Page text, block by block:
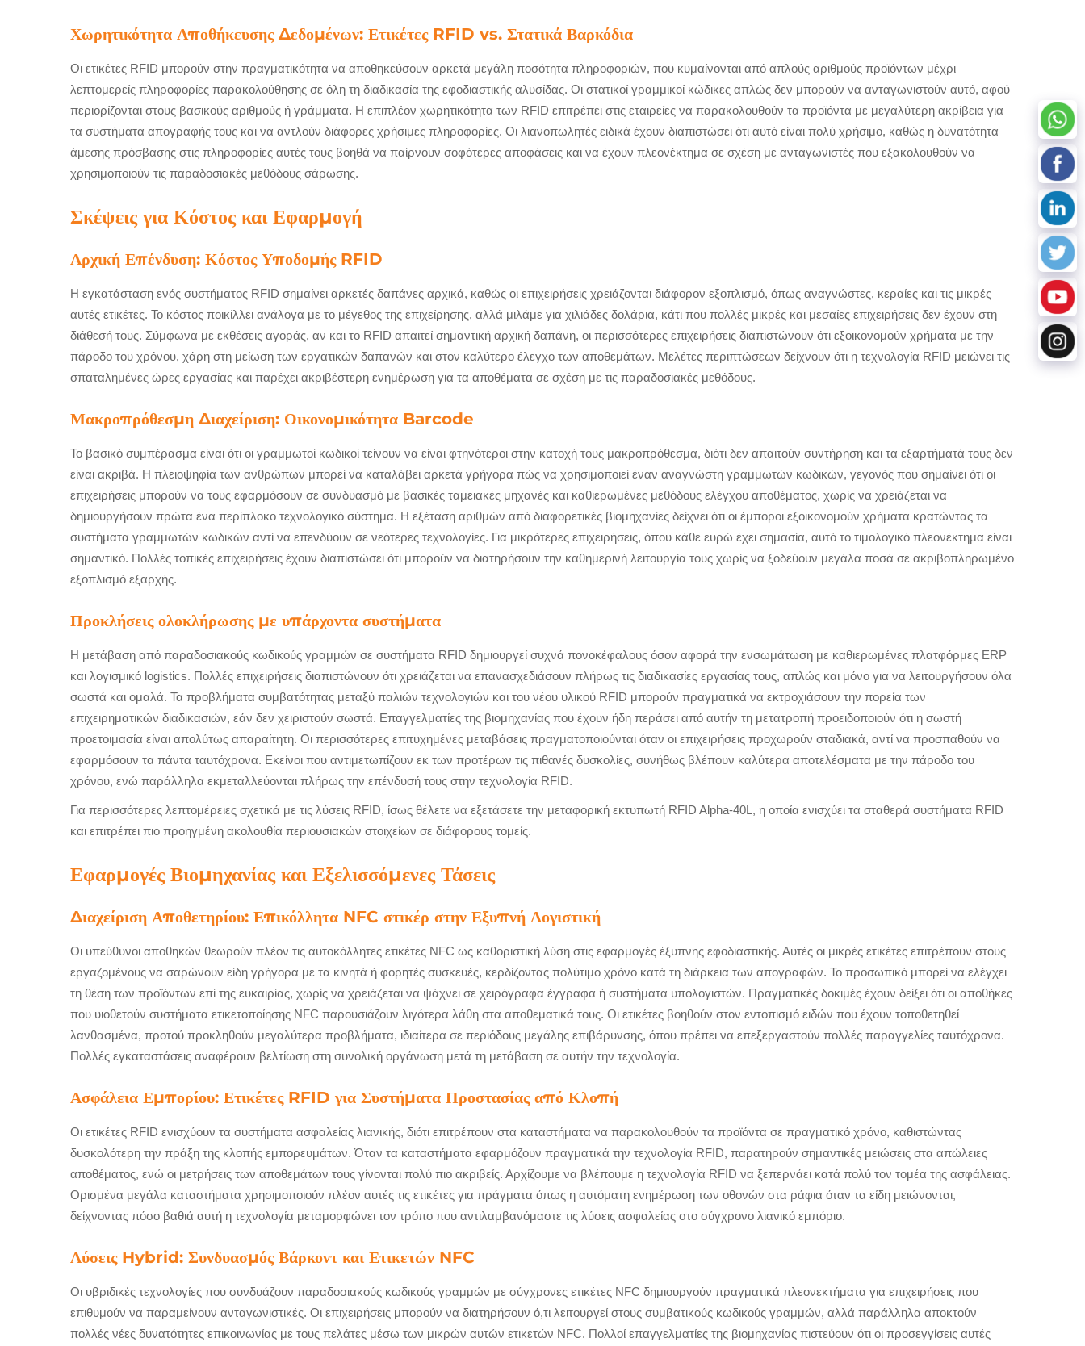
Χωρητικότητα Αποθήκευσης Δεδομένων: Ετικέτες RFID vs. Στατικά Βαρκόδια
Οι ετικέτες RFID μπορούν στην πραγματικότητα να αποθηκεύσουν αρκετά μεγάλη ποσότητα πληροφοριών, που κυμαίνονται από απλούς αριθμούς προϊόντων μέχρι
λεπτομερείς πληροφορίες παρακολούθησης σε όλη τη διαδικασία της εφοδιαστικής αλυσίδας. Οι στατικοί γραμμικοί κώδικες απλώς δεν μπορούν να ανταγωνιστούν αυτό, αφού
περιορίζονται στους βασικούς αριθμούς ή γράμματα. Η επιπλέον χωρητικότητα των RFID επιτρέπει στις εταιρείες να παρακολουθούν τα προϊόντα με μεγαλύτερη ακρίβεια για
τα συστήματα απογραφής τους και να αντλούν διάφορες χρήσιμες πληροφορίες. Οι λιανοπωλητές ειδικά έχουν διαπιστώσει ότι αυτό είναι πολύ χρήσιμο, καθώς η δυνατότητα
άμεσης πρόσβασης στις πληροφορίες αυτές τους βοηθά να παίρνουν σοφότερες αποφάσεις και να έχουν πλεονέκτημα σε σχέση με ανταγωνιστές που εξακολουθούν να
χρησιμοποιούν τις παραδοσιακές μεθόδους σάρωσης.
Σκέψεις για Κόστος και Εφαρμογή
Αρχική Επένδυση: Κόστος Υποδομής RFID
Η εγκατάσταση ενός συστήματος RFID σημαίνει αρκετές δαπάνες αρχικά, καθώς οι επιχειρήσεις χρειάζονται διάφορον εξοπλισμό, όπως αναγνώστες, κεραίες και τις μικρές
αυτές ετικέτες. Το κόστος ποικίλλει ανάλογα με το μέγεθος της επιχείρησης, αλλά μιλάμε για χιλιάδες δολάρια, κάτι που πολλές μικρές και μεσαίες επιχειρήσεις δεν έχουν στη
διάθεσή τους. Σύμφωνα με εκθέσεις αγοράς, αν και το RFID απαιτεί σημαντική αρχική δαπάνη, οι περισσότερες επιχειρήσεις διαπιστώνουν ότι εξοικονομούν χρήματα με την
πάροδο του χρόνου, χάρη στη μείωση των εργατικών δαπανών και στον καλύτερο έλεγχο των αποθεμάτων. Μελέτες περιπτώσεων δείχνουν ότι η τεχνολογία RFID μειώνει τις
σπαταλημένες ώρες εργασίας και παρέχει ακριβέστερη ενημέρωση για τα αποθέματα σε σχέση με τις παραδοσιακές μεθόδους.
Μακροπρόθεσμη Διαχείριση: Οικονομικότητα Barcode
Το βασικό συμπέρασμα είναι ότι οι γραμμωτοί κωδικοί τείνουν να είναι φτηνότεροι στην κατοχή τους μακροπρόθεσμα, διότι δεν απαιτούν συντήρηση και τα εξαρτήματά τους δεν
είναι ακριβά. Η πλειοψηφία των ανθρώπων μπορεί να καταλάβει αρκετά γρήγορα πώς να χρησιμοποιεί έναν αναγνώστη γραμμωτών κωδικών, γεγονός που σημαίνει ότι οι
επιχειρήσεις μπορούν να τους εφαρμόσουν σε συνδυασμό με βασικές ταμειακές μηχανές και καθιερωμένες μεθόδους ελέγχου αποθέματος, χωρίς να χρειάζεται να
δημιουργήσουν πρώτα ένα περίπλοκο τεχνολογικό σύστημα. Η εξέταση αριθμών από διαφορετικές βιομηχανίες δείχνει ότι οι έμποροι εξοικονομούν χρήματα κρατώντας τα
συστήματα γραμμωτών κωδικών αντί να επενδύουν σε νεότερες τεχνολογίες. Για μικρότερες επιχειρήσεις, όπου κάθε ευρώ έχει σημασία, αυτό το τιμολογικό πλεονέκτημα είναι
σημαντικό. Πολλές τοπικές επιχειρήσεις έχουν διαπιστώσει ότι μπορούν να διατηρήσουν την καθημερινή λειτουργία τους χωρίς να ξοδεύουν μεγάλα ποσά σε ακριβοπληρωμένο
εξοπλισμό εξαρχής.
Προκλήσεις ολοκλήρωσης με υπάρχοντα συστήματα
Η μετάβαση από παραδοσιακούς κωδικούς γραμμών σε συστήματα RFID δημιουργεί συχνά πονοκέφαλους όσον αφορά την ενσωμάτωση με καθιερωμένες πλατφόρμες ERP
και λογισμικό logistics. Πολλές επιχειρήσεις διαπιστώνουν ότι χρειάζεται να επανασχεδιάσουν πλήρως τις διαδικασίες εργασίας τους, απλώς και μόνο για να λειτουργήσουν όλα
σωστά και ομαλά. Τα προβλήματα συμβατότητας μεταξύ παλιών τεχνολογιών και του νέου υλικού RFID μπορούν πραγματικά να εκτροχιάσουν την πορεία των
επιχειρηματικών διαδικασιών, εάν δεν χειριστούν σωστά. Επαγγελματίες της βιομηχανίας που έχουν ήδη περάσει από αυτήν τη μετατροπή προειδοποιούν ότι η σωστή
προετοιμασία είναι απολύτως απαραίτητη. Οι περισσότερες επιτυχημένες μεταβάσεις πραγματοποιούνται όταν οι επιχειρήσεις προχωρούν σταδιακά, αντί να προσπαθούν να
εφαρμόσουν τα πάντα ταυτόχρονα. Εκείνοι που αντιμετωπίζουν εκ των προτέρων τις πιθανές δυσκολίες, συνήθως βλέπουν καλύτερα αποτελέσματα με την πάροδο του
χρόνου, ενώ παράλληλα εκμεταλλεύονται πλήρως την επένδυσή τους στην τεχνολογία RFID.
Για περισσότερες λεπτομέρειες σχετικά με τις λύσεις RFID, ίσως θέλετε να εξετάσετε την μεταφορική εκτυπωτή RFID Alpha-40L, η οποία ενισχύει τα σταθερά συστήματα RFID
και επιτρέπει πιο προηγμένη ακολουθία περιουσιακών στοιχείων σε διάφορους τομείς.
Εφαρμογές Βιομηχανίας και Εξελισσόμενες Τάσεις
Διαχείριση Αποθετηρίου: Επικόλλητα NFC στικέρ στην Εξυπνή Λογιστική
Οι υπεύθυνοι αποθηκών θεωρούν πλέον τις αυτοκόλλητες ετικέτες NFC ως καθοριστική λύση στις εφαρμογές έξυπνης εφοδιαστικής. Αυτές οι μικρές ετικέτες επιτρέπουν στους
εργαζομένους να σαρώνουν είδη γρήγορα με τα κινητά ή φορητές συσκευές, κερδίζοντας πολύτιμο χρόνο κατά τη διάρκεια των απογραφών. Το προσωπικό μπορεί να ελέγχει
τη θέση των προϊόντων επί της ευκαιρίας, χωρίς να χρειάζεται να ψάχνει σε χειρόγραφα έγγραφα ή συστήματα υπολογιστών. Πραγματικές δοκιμές έχουν δείξει ότι οι αποθήκες
που υιοθετούν συστήματα ετικετοποίησης NFC παρουσιάζουν λιγότερα λάθη στα αποθεματικά τους. Οι ετικέτες βοηθούν στον εντοπισμό ειδών που έχουν τοποθετηθεί
λανθασμένα, προτού προκληθούν μεγαλύτερα προβλήματα, ιδιαίτερα σε περιόδους μεγάλης επιβάρυνσης, όπου πρέπει να επεξεργαστούν πολλές παραγγελίες ταυτόχρονα.
Πολλές εγκαταστάσεις αναφέρουν βελτίωση στη συνολική οργάνωση μετά τη μετάβαση σε αυτήν την τεχνολογία.
Ασφάλεια Εμπορίου: Ετικέτες RFID για Συστήματα Προστασίας από Κλοπή
Οι ετικέτες RFID ενισχύουν τα συστήματα ασφαλείας λιανικής, διότι επιτρέπουν στα καταστήματα να παρακολουθούν τα προϊόντα σε πραγματικό χρόνο, καθιστώντας
δυσκολότερη την πράξη της κλοπής εμπορευμάτων. Όταν τα καταστήματα εφαρμόζουν πραγματικά την τεχνολογία RFID, παρατηρούν σημαντικές μειώσεις στα απώλειες
αποθέματος, ενώ οι μετρήσεις των αποθεμάτων τους γίνονται πολύ πιο ακριβείς. Αρχίζουμε να βλέπουμε η τεχνολογία RFID να ξεπερνάει κατά πολύ τον τομέα της ασφάλειας.
Ορισμένα μεγάλα καταστήματα χρησιμοποιούν πλέον αυτές τις ετικέτες για πράγματα όπως η αυτόματη ενημέρωση των οθονών στα ράφια όταν τα είδη μειώνονται,
δείχνοντας πόσο βαθιά αυτή η τεχνολογία μεταμορφώνει τον τρόπο που αντιλαμβανόμαστε τις λύσεις ασφαλείας στο σύγχρονο λιανικό εμπόριο.
Λύσεις Hybrid: Συνδυασμός Βάρκοντ και Ετικετών NFC
Οι υβριδικές τεχνολογίες που συνδυάζουν παραδοσιακούς κωδικούς γραμμών με σύγχρονες ετικέτες NFC δημιουργούν πραγματικά πλεονεκτήματα για επιχειρήσεις που
επιθυμούν να παραμείνουν ανταγωνιστικές. Οι επιχειρήσεις μπορούν να διατηρήσουν ό,τι λειτουργεί στους συμβατικούς κωδικούς γραμμών, αλλά παράλληλα αποκτούν
πολλές νέες δυνατότητες επικοινωνίας με τους πελάτες μέσω των μικρών αυτών ετικετών NFC. Πολλοί επαγγελματίες της βιομηχανίας πιστεύουν ότι οι προσεγγίσεις αυτές